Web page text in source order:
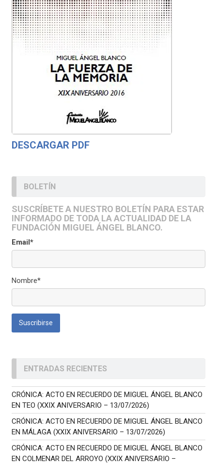
DESCARGAR PDF
BOLETÍN
SUSCRÍBETE A NUESTRO BOLETÍN PARA ESTAR
INFORMADO DE TODA LA ACTUALIDAD DE LA
FUNDACIÓN MIGUEL ÁNGEL BLANCO.
Email*
Nombre*
ENTRADAS RECIENTES
CRÓNICA: ACTO EN RECUERDO DE MIGUEL ÁNGEL BLANCO
EN TEO (XXIX ANIVERSARIO – 13/07/2026)
CRÓNICA: ACTO EN RECUERDO DE MIGUEL ÁNGEL BLANCO
EN MÁLAGA (XXIX ANIVERSARIO – 13/07/2026)
CRÓNICA: ACTO EN RECUERDO DE MIGUEL ÁNGEL BLANCO
EN COLMENAR DEL ARROYO (XXIX ANIVERSARIO –